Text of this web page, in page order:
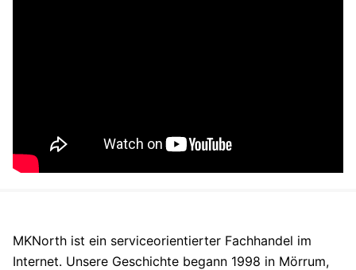
MKNorth ist ein serviceorientierter Fachhandel im
Internet. Unsere Geschichte begann 1998 in Mörrum,